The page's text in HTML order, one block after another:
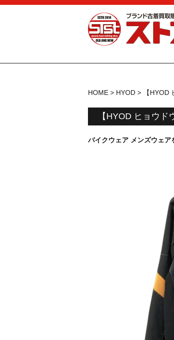
HOME > HYOD > 【
【HYOD ヒョウ
バイクウェア メンズウェア